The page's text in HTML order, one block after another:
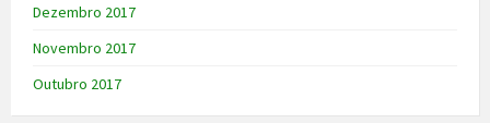
Dezembro 2017
Novembro 2017
Outubro 2017